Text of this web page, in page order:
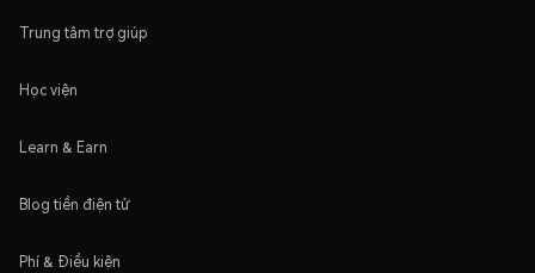
Trung tâm trợ giúp
Học viện
Learn & Earn
Blog tiền điện tử
Phí & Điều kiện